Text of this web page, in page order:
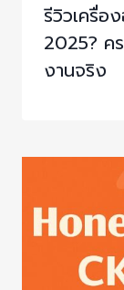
รีวิวเครื่อ
2025? ค
งานจริง